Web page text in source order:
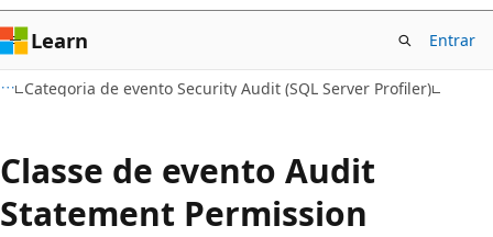
Learn Entrar
Categoria de evento Security Audit (SQL Server Profiler)
Classe de evento Audit
Statement Permission